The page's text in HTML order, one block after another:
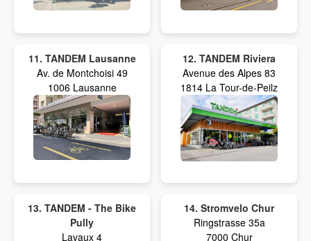
11. TANDEM Lausanne
Av. de Montchoisi 49
1006 Lausanne
12. TANDEM Riviera
Avenue des Alpes 83
1814 La Tour-de-Peilz
13. TANDEM - The Bike
Pully
Lavaux 4
14. Stromvelo Chur
Ringstrasse 35a
7000 Chur